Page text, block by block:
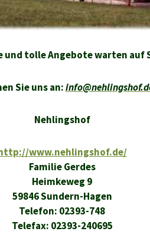
und tolle Angebote warten auf
Sie uns an:
Nehlingshof
www.nehlingshof.de/
Familie Gerdes
Heimkeweg 9
59846 Sundern-Hagen
Telefon: 02393-748
Telefax: 02393-240695